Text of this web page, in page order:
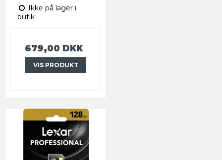
Ikke på lager i
butik
679,00 DKK
VIS PRODUKT